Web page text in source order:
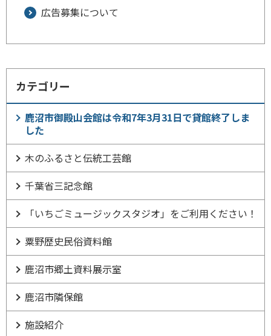
広告募集について
カテゴリー
鹿沼市御殿山会館は令和7年3月31日で貸館終了しま
した
木のふるさと伝統工芸館
千葉省三記念館
「いちごミュージックスタジオ」をご利用ください！
粟野歴史民俗資料館
鹿沼市郷土資料展示室
鹿沼市隣保館
施設紹介